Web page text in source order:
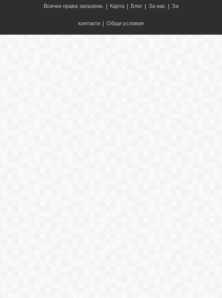
Всички права запазени. | Карта | Блог | За нас | За
контакти | Общи условия